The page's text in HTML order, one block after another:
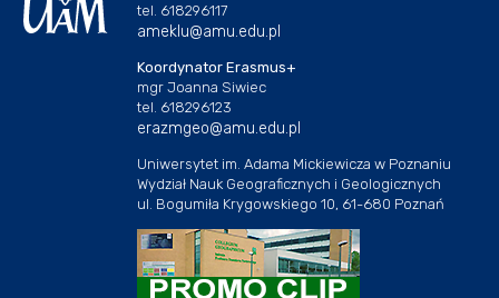
tel. 618296117
ameklu@amu.edu.pl
Koordynator Erasmus+
mgr Joanna Siwiec
tel. 618296123
erazmgeo@amu.edu.pl
Uniwersytet im. Adama Mickiewicza w Poznaniu
Wydział Nauk Geograficznych i Geologicznych
ul. Bogumiła Krygowskiego 10, 61-680 Poznań